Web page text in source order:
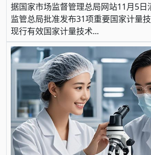
据国家市场监督管理总局网站11月5日
监管总局批准发布31项重要国家计量
现行有效国家计量技术...